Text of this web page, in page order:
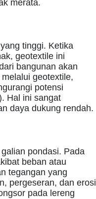
merata.
tinggi. Ketika
geotextile ini
bangunan akan
geotextile,
potensi
Hal ini sangat
daya dukung rendah.
pondasi. Pada
beban atau
tegangan yang
pergeseran, dan erosi
pada lereng